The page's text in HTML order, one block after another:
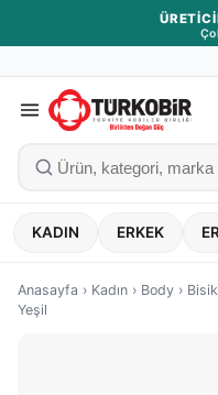
KADIN ERKEK
Anasayfa › Kadın › Body ›
Yeşil